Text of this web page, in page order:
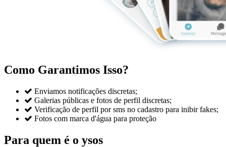
Como Garantimos Isso?
 Enviamos notificações discretas;
 Galerias públicas e fotos de perfil discretas;
 Verificação de perfil por sms no cadastro para inibir fakes;
 Fotos com marca d'água para proteção
Para quem é o ysos